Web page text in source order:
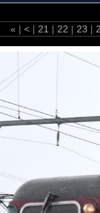
« | < | 21 | 22 | 23 |